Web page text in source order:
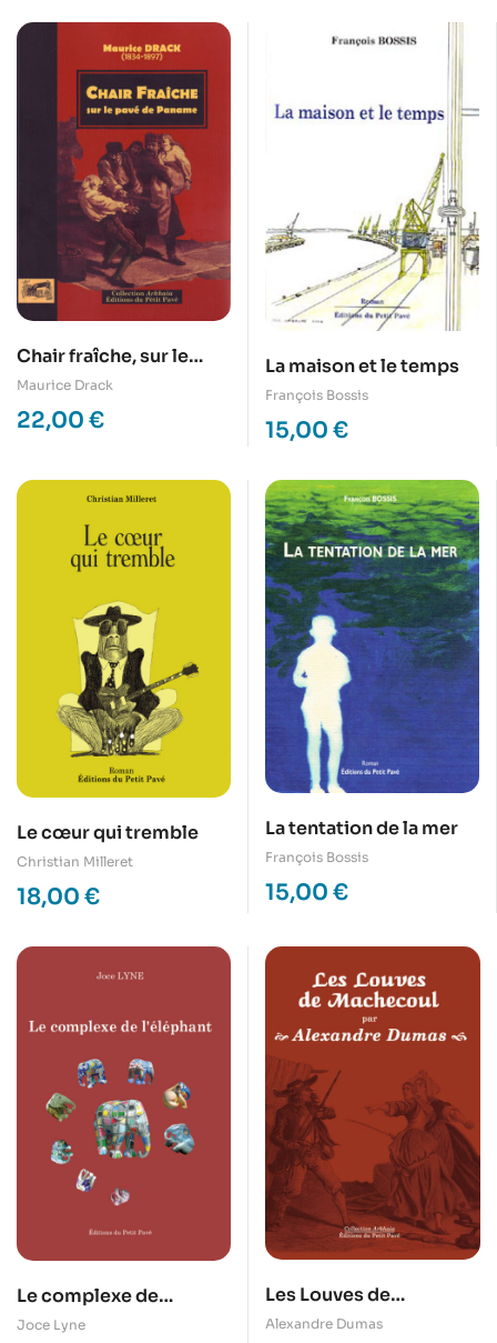
Chair fraîche, sur le
pavé de Paname
Maurice Drack
22,00 €
La maison et le temps
François Bossis
15,00 €
Le cœur qui tremble
Christian Milleret
18,00 €
La tentation de la mer
François Bossis
15,00 €
Le complexe de
l’éléphant
Joce Lyne
Les Louves de
Machecoul
Alexandre Dumas